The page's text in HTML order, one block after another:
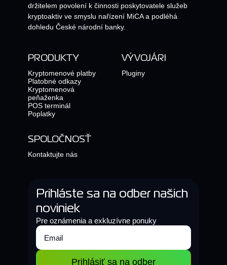
držitelem povolení k činnosti poskytovatele služeb
kryptoaktiv ve smyslu nařízení MiCA a podléhá
dohledu České národní banky.
PRODUKTY
Kryptomenové platby
Platobné odkazy
Kryptomenová
peňaženka
POS terminál
Poplatky
VÝVOJÁRI
Pluginy
SPOLOČNOSŤ
Kontaktujte nás
Prihláste sa na odber našich
noviniek
Pre oznámenia a exkluzívne ponuky
Prihlásiť sa na odber